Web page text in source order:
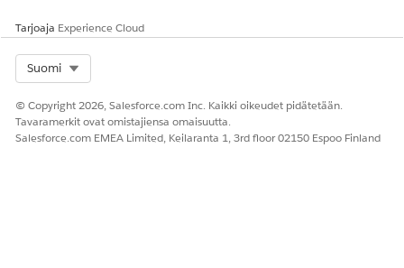
Tarjoaja Experience Cloud
Suomi
© Copyright 2026, Salesforce.com Inc. Kaikki oikeudet pidätetään.
Tavaramerkit ovat omistajiensa omaisuutta.
Salesforce.com EMEA Limited, Keilaranta 1, 3rd floor 02150 Espoo Finland